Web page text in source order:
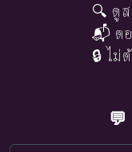
🔍 ดู
📬 ต
🔒 ไม่